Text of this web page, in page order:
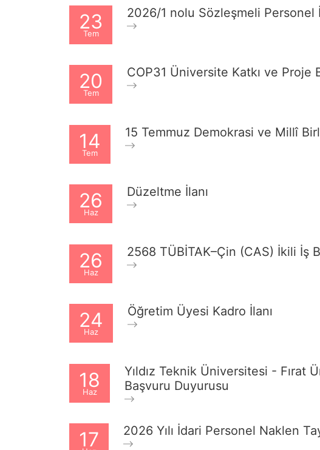
23
Tem
2026/1 nolu Sözleşmeli Personel
20
Tem
COP31 Üniversite Katkı ve Proje
14
Tem
15 Temmuz Demokrasi ve Millî
26
Haz
Düzeltme İlanı
26
Haz
2568 TÜBİTAK–Çin (CAS) İkili İş
24
Haz
Öğretim Üyesi Kadro İlanı
18
Haz
Yıldız Teknik Üniversitesi - Fırat
Başvuru Duyurusu
17 2026 Yılı İdari Personel Naklen